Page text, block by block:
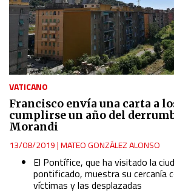
VATICANO
Francisco envía una carta a
cumplirse un año del
Morandi
13/08/2019|MATEO GONZÁLEZ ALONSO
El Pontífice, que ha visitado la
pontificado, muestra su cercanía
víctimas y las desplazadas